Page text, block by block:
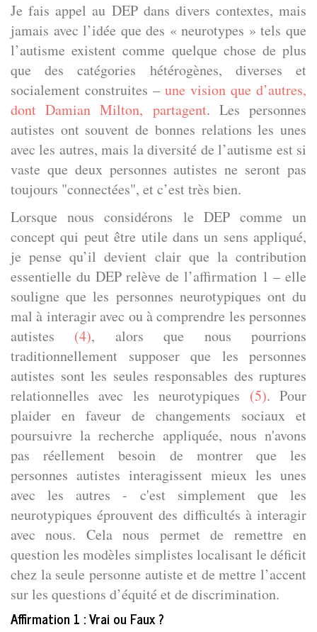
Je fais appel au DEP dans divers contextes, mais
jamais avec l’idée que des « neurotypes » tels que
l’autisme existent comme quelque chose de plus
que des catégories hétérogènes, diverses et
socialement construites – une vision que d’autres,
dont Damian Milton, partagent. Les personnes
autistes ont souvent de bonnes relations les unes
avec les autres, mais la diversité de l’autisme est si
vaste que deux personnes autistes ne seront pas
toujours "connectées", et c’est très bien.
Lorsque nous considérons le DEP comme un
concept qui peut être utile dans un sens appliqué,
je pense qu’il devient clair que la contribution
essentielle du DEP relève de l’affirmation 1 – elle
souligne que les personnes neurotypiques ont du
mal à interagir avec ou à comprendre les personnes
autistes (4), alors que nous pourrions
traditionnellement supposer que les personnes
autistes sont les seules responsables des ruptures
relationnelles avec les neurotypiques (5). Pour
plaider en faveur de changements sociaux et
poursuivre la recherche appliquée, nous n'avons
pas réellement besoin de montrer que les
personnes autistes interagissent mieux les unes
avec les autres - c'est simplement que les
neurotypiques éprouvent des difficultés à interagir
avec nous. Cela nous permet de remettre en
question les modèles simplistes localisant le déficit
chez la seule personne autiste et de mettre l’accent
sur les questions d’équité et de discrimination.
Affirmation 1 : Vrai ou Faux ?